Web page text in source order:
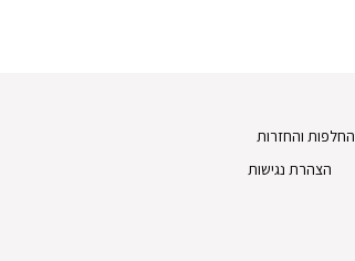
החלפות והחזרות
הצהרת נגישות